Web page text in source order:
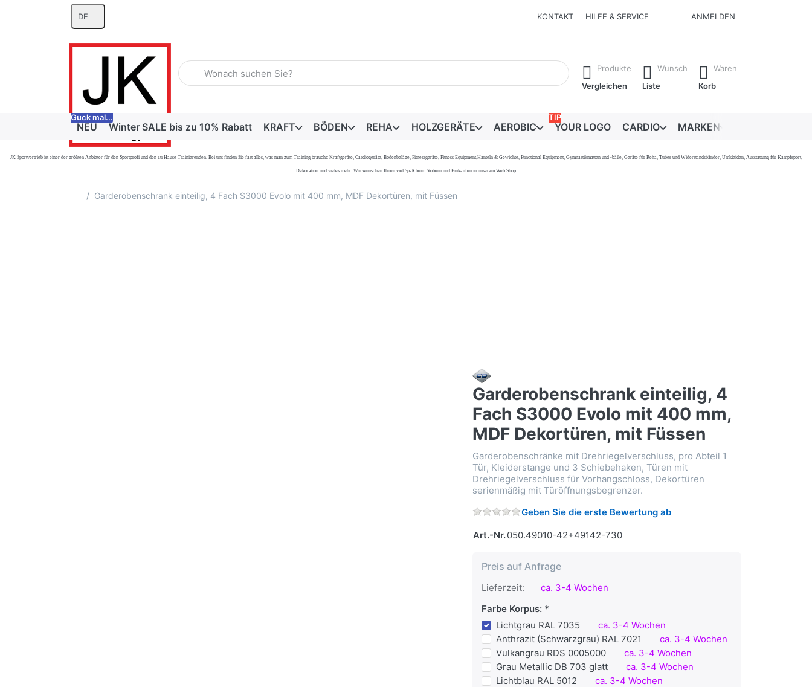
DE KONTAKT HILFE & SERVICE ANMELDEN
Geben Sie einen Suchbegriff ein. Während Sie tippen, erscheinen automatisch erste Ergebnisse. Drücken Sie die Eingabetaste, um alle Ergebnisse
Produkte
Vergleichen
Wunsch
Liste
Waren
Korb
NEU
Guck mal...
Winter SALE bis zu 10% Rabatt KRAFT BÖDEN REHA HOLZGERÄTE AEROBIC YOUR LOGO
TIP
CARDIO MARKEN
JK Sportvertrieb ist einer der größten Anbieter für den Sportprofi und den zu Hause Trainierenden. Bei uns finden Sie fast alles, was man zum Training braucht: Kraftgeräte, Cardiogeräte, Bodenbeläge, Fitnessgeräte, Fitness Equipment,Hanteln & Gewichte, Functional Equipment, Gymnastikmatten und -bälle, Geräte für Reha, Tubes und Widerstandsbänder, Umkleiden, Ausstattung für Kampfsport,
Dekoration und vieles mehr. Wir wünschen Ihnen viel Spaß beim Stöbern und Einkaufen in unserem Web Shop
Startseite
Garderobenschrank einteilig, 4 Fach S3000 Evolo mit 400 mm, MDF Dekortüren, mit Füssen
Garderobenschrank einteilig, 4
Fach S3000 Evolo mit 400 mm,
MDF Dekortüren, mit Füssen
Garderobenschränke mit Drehriegelverschluss, pro Abteil 1
Tür, Kleiderstange und 3 Schiebehaken, Türen mit
Drehriegelverschluss für Vorhangschloss, Dekortüren
serienmäßig mit Türöffnungsbegrenzer.
Geben Sie die erste Bewertung ab
Art.-Nr.050.49010-42+49142-730
Preis auf Anfrage
Lieferzeit:
ca. 3-4 Wochen
Farbe Korpus:
Lichtgrau RAL 7035
ca. 3-4 Wochen
Anthrazit (Schwarzgrau) RAL 7021
ca. 3-4 Wochen
Vulkangrau RDS 0005000
ca. 3-4 Wochen
Grau Metallic DB 703 glatt
ca. 3-4 Wochen
Lichtblau RAL 5012
ca. 3-4 Wochen